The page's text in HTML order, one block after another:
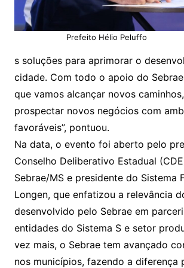
Prefeito Hélio Peluffo
s soluções para aprimorar o
cidade. Com todo o apoio do
que vamos alcançar novos
prospectar novos negócios com
favoráveis”, pontuou.
Na data, o evento foi aberto pelo
Conselho Deliberativo Estadual
Sebrae/MS e presidente do Sistema
Longen, que enfatizou a relevância
desenvolvido pelo Sebrae em
entidades do Sistema S e setor
vez mais, o Sebrae tem avançado
nos municípios, fazendo a diferença